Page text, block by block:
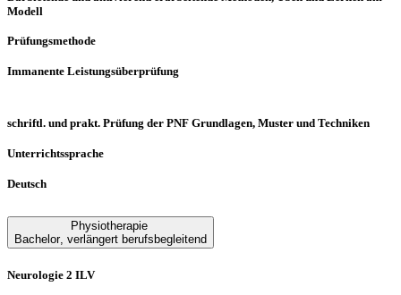
Modell
Prüfungsmethode
Immanente Leistungsüberprüfung
schriftl. und prakt. Prüfung der PNF Grundlagen, Muster und Techniken
Unterrichtssprache
Deutsch
Physiotherapie
Bachelor, verlängert berufsbegleitend
Neurologie 2 ILV